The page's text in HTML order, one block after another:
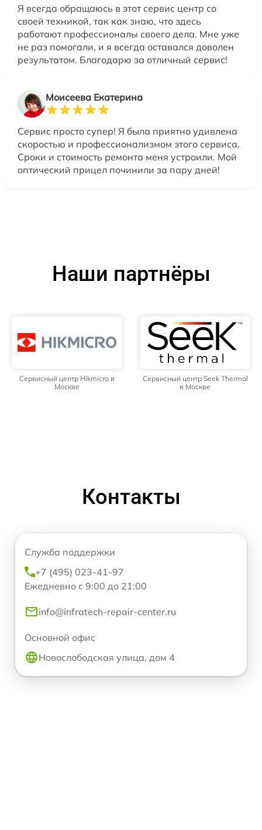
Я всегда обращаюсь в этот сервис центр со
своей техникой, так как знаю, что здесь
работают профессионалы своего дела. Мне уже
не раз помогали, и я всегда оставался доволен
результатом. Благодарю за отличный сервис!
Моисеева Екатерина
Сервис просто супер! Я была приятно удивлена
скоростью и профессионализмом этого сервиса.
Сроки и стоимость ремонта меня устроили. Мой
оптический прицел починили за пару дней!
Наши партнёры
Сервисный центр Hikmicro в
Москве
Сервисный центр Seek Thermal
в Москве
Контакты
Служба поддержки
+7 (495) 023-41-97
Ежедневно с 9:00 до 21:00
info@infratech-repair-center.ru
Основной офис
Новослободская улица, дом 4